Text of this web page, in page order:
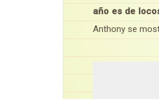
año es de
Anthony se